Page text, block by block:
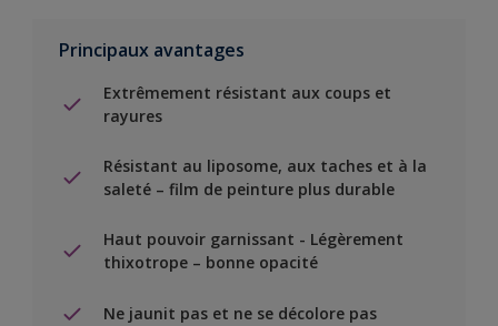
Principaux avantages
Extrêmement résistant aux coups et
rayures
Résistant au liposome, aux taches et à la
saleté – film de peinture plus durable
Haut pouvoir garnissant - Légèrement
thixotrope – bonne opacité
Ne jaunit pas et ne se décolore pas